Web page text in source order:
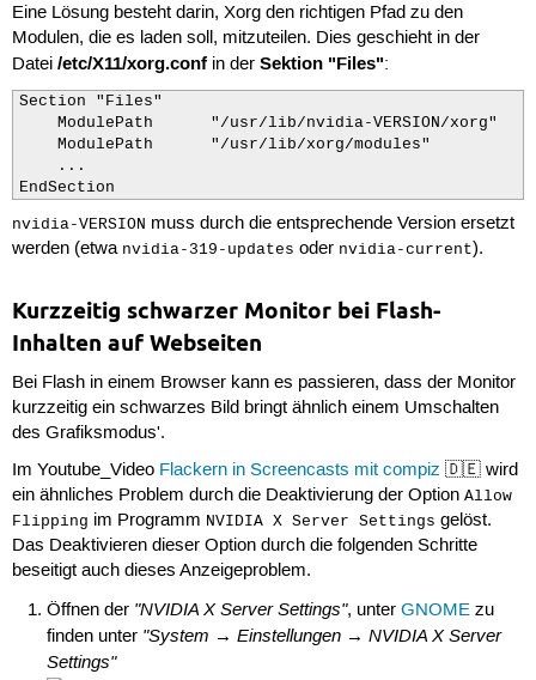
Eine Lösung besteht darin, Xorg den richtigen Pfad zu den
Modulen, die es laden soll, mitzuteilen. Dies geschieht in der
Datei /etc/X11/xorg.confin der Sektion "Files":
Section "Files"
    ModulePath      "/usr/lib/nvidia-VERSION/xorg"
    ModulePath      "/usr/lib/xorg/modules"
    ...
EndSection
nvidia-VERSION muss durch die entsprechende Version ersetzt
werden (etwa nvidia-319-updates oder nvidia-current).
Kurzzeitig schwarzer Monitor bei Flash-
Inhalten auf Webseiten
Bei Flash in einem Browser kann es passieren, dass der Monitor
kurzzeitig ein schwarzes Bild bringt ähnlich einem Umschalten
des Grafiksmodus'.
Im Youtube_Video Flackern in Screencasts mit compiz 🇩🇪 wird
ein ähnliches Problem durch die Deaktivierung der Option Allow
Flipping im Programm NVIDIA X Server Settings gelöst.
Das Deaktivieren dieser Option durch die folgenden Schritte
beseitigt auch dieses Anzeigeproblem.
Öffnen der "NVIDIA X Server Settings", unterGNOME zu
finden unter "System → Einstellungen → NVIDIA X Server
Settings"